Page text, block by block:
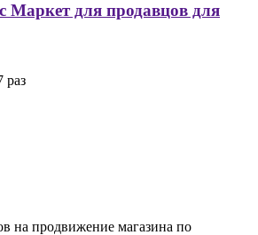
Маркет для продавцов для
раз
на продвижение магазина по